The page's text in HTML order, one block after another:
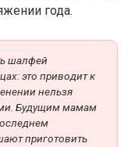
года.
шалфей
это приводит к
нельзя
Будущим мамам
приготовить